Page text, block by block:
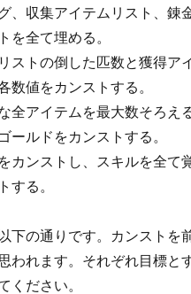
、収集アイテムリスト、錬
を全て埋める。
ストの倒した匹数と獲得ア
数値をカンストする。
全アイテムを最大数そろえる
ールドをカンストする。
カンストし、スキルを全て
する。
下の通りです。カンストを
われます。それぞれ目標と
ください。